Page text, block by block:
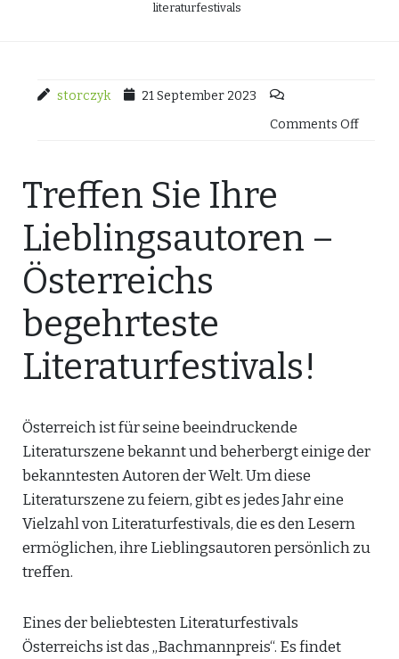
literaturfestivals
storczyk
21 September 2023
Comments Off
Treffen Sie Ihre
Lieblingsautoren –
Österreichs
begehrteste
Literaturfestivals!
Österreich ist für seine beeindruckende
Literaturszene bekannt und beherbergt einige der
bekanntesten Autoren der Welt. Um diese
Literaturszene zu feiern, gibt es jedes Jahr eine
Vielzahl von Literaturfestivals, die es den Lesern
ermöglichen, ihre Lieblingsautoren persönlich zu
treffen.
Eines der beliebtesten Literaturfestivals
Österreichs ist das „Bachmannpreis“. Es findet